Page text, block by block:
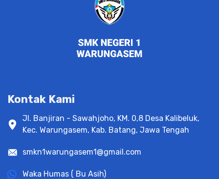
Kontak Kami
Jl. Banjiran - Sawahjoho, KM. 0,8 Desa Kalibeluk,
Kec. Warungasem, Kab. Batang, Jawa Tengah
smkn1warungasem1@gmail.com
Waka Humas ( Bu Asih)